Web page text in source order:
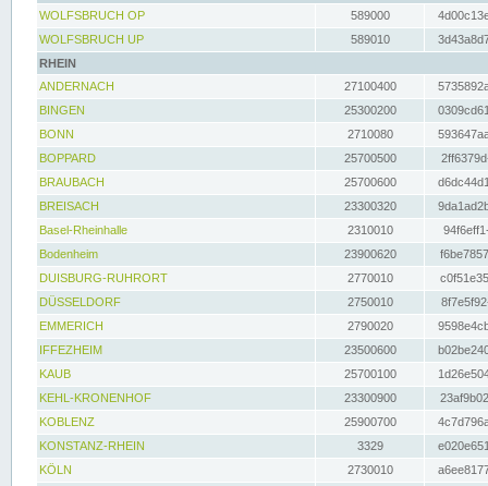
WOLFSBRUCH OP
589000
WOLFSBRUCH UP
589010
RHEIN
ANDERNACH
27100400
BINGEN
25300200
BONN
2710080
BOPPARD
25700500
BRAUBACH
25700600
BREISACH
23300320
Basel-Rheinhalle
2310010
Bodenheim
23900620
DUISBURG-RUHRORT
2770010
DÜSSELDORF
2750010
EMMERICH
2790020
IFFEZHEIM
23500600
KAUB
25700100
KEHL-KRONENHOF
23300900
KOBLENZ
25900700
KONSTANZ-RHEIN
3329
KÖLN
2730010